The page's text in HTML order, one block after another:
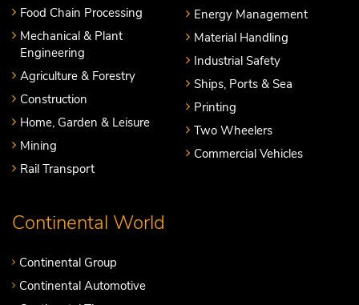
Food Chain Processing
Mechanical & Plant
Engineering
Agriculture & Forestry
Construction
Home, Garden & Leisure
Mining
Rail Transport
Energy Management
Material Handling
Industrial Safety
Ships, Ports & Sea
Printing
Two Wheelers
Commercial Vehicles
Continental World
Continental Group
Continental Automotive